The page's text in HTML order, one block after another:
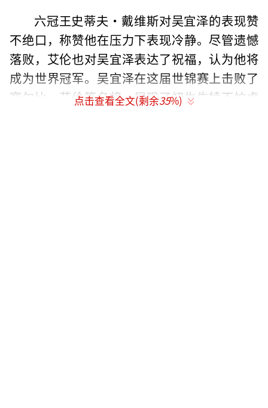
六冠王史蒂夫·戴维斯对吴宜泽的表现赞
不绝口，称赞他在压力下表现冷静。尽管遗憾
落败，艾伦也对吴宜泽表达了祝福，认为他将
成为世界冠军。吴宜泽在这届世锦赛上击败了
塞尔比、艾伦等名将，展现了初生牛犊不怕虎
点击查看全文(剩余35%)